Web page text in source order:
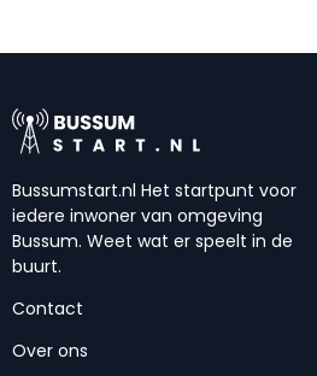
Bussumstart.nl Het startpunt voor
iedere inwoner van omgeving
Bussum. Weet wat er speelt in de
buurt.
Contact
Over ons